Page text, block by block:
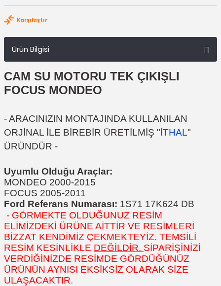
Karşılaştır
Ürün Bilgisi
CAM SU MOTORU TEK ÇIKIŞLI
FOCUS MONDEO
- ARACINIZIN MONTAJINDA KULLANILAN
ORJİNAL İLE BİREBİR ÜRETİLMİŞ "İTHAL"
ÜRÜNDÜR -
Uyumlu Olduğu Araçlar:
MONDEO 2000-2015
FOCUS 2005-2011
Ford Referans Numarası: 1S71 17K624 DB
- GÖRMEKTE OLDUĞUNUZ RESİM
ELİMİZDEKİ ÜRÜNE AİTTİR VE RESİMLERİ
BİZZAT KENDİMİZ ÇEKMEKTEYİZ. TEMSİLİ
RESİM KESİNLİKLE DEĞİLDİR. SİPARİŞİNİZİ
VERDİĞİNİZDE RESİMDE GÖRDÜĞÜNÜZ
ÜRÜNÜN AYNISI EKSİKSİZ OLARAK SİZE
ULAŞACAKTIR.